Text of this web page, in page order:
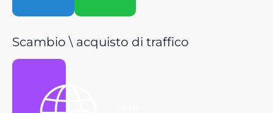
Scambio \ acquisto di traffico